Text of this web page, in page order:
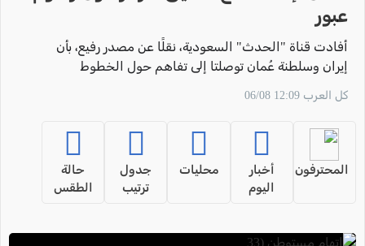
عبور
أفادت قناة "الحدث" السعودية، نقلًا عن مصدر رفيع، بأن
إيران وسلطنة عُمان توصلتا إلى تفاهم حول الخطوط
كل العرب 12:09 06/08
المحترفون
أخبار
اليوم
محليات
جدول
ترتيب
حالة
الطقس